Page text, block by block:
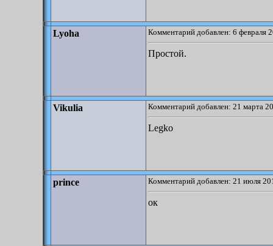
Lyoha Комментарий добавлен: 6 февраля
Простой.
Vikulia Комментарий добавлен: 21 марта
Legko
prince Комментарий добавлен: 21 июля
ок